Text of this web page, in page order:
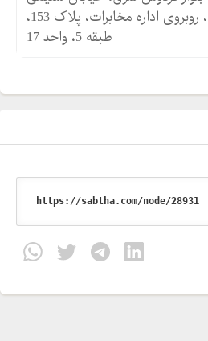
جهرمی، روبروی اداره مخابرات، پلاک 153،
طبقه 5، واحد 17